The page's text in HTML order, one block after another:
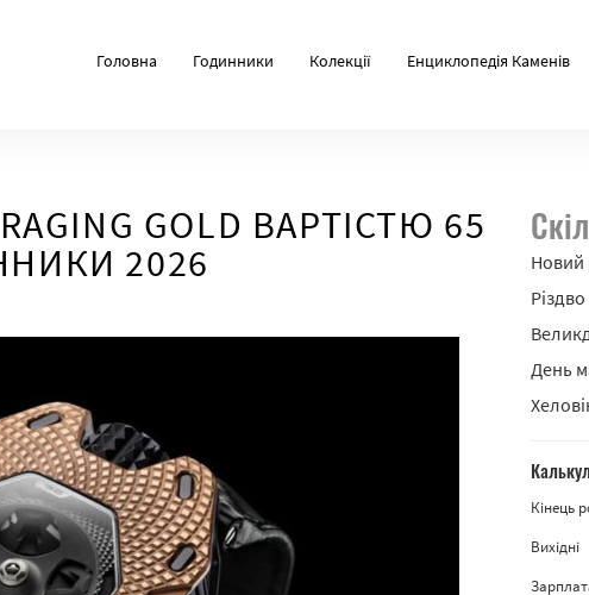
Головна Годинники Колекції Енциклопедія Каменів
GOLD ВАРТІСТЮ 65
2026
Новий
Різдво
День
Кінець
Вихідні